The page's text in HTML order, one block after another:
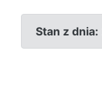
Stan z dnia: